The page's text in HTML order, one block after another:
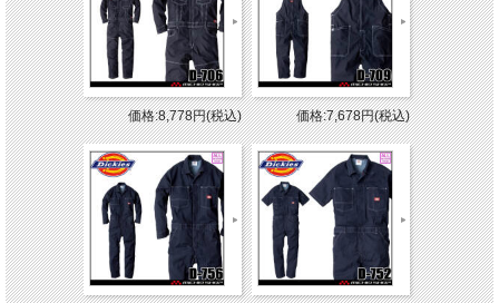
価格:8,778円(税込) 価格:7,678円(税込)